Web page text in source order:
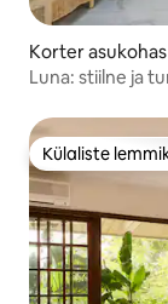
Korter
Luna: stiilne ja
Külaliste
Külaliste